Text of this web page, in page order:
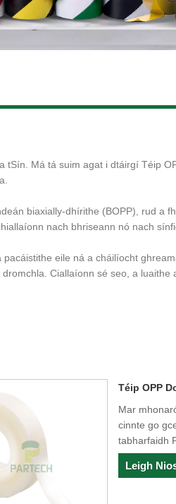
tSín. Má tá suim agat i dtáirgí Téip
biaxially-dhírithe (BOPP), rud a
nach bhriseann nó nach
eile ná a cháilíocht
Ciallaíonn sé seo, a
Téip OPP
Mar
cinnte go
tabharfaidh
Leigh